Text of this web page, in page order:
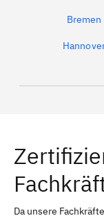
Bremen
Erlangen
Bayreuth
Da unsere